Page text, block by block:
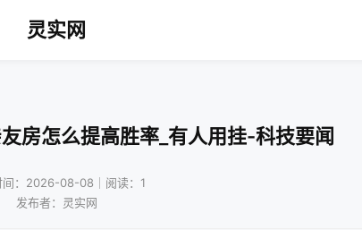
灵实网
房怎么提高胜率_有人用挂-科技要闻
间：2026-08-08｜阅读：1
发布者：灵实网